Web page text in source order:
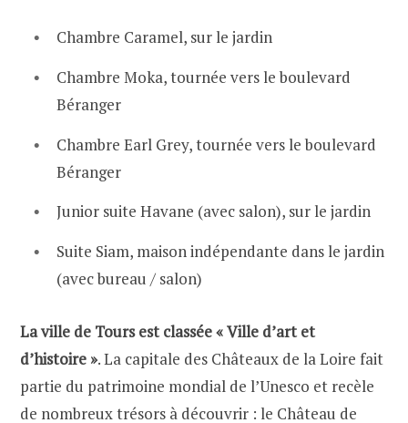
Chambre Caramel, sur le jardin
Chambre Moka, tournée vers le boulevard
Béranger
Chambre Earl Grey, tournée vers le boulevard
Béranger
Junior suite Havane (avec salon), sur le jardin
Suite Siam, maison indépendante dans le jardin
(avec bureau / salon)
La ville de Tours est classée « Ville d’art et
d’histoire ». La capitale des Châteaux de la Loire fait
partie du patrimoine mondial de l’Unesco et recèle
de nombreux trésors à découvrir : le Château de